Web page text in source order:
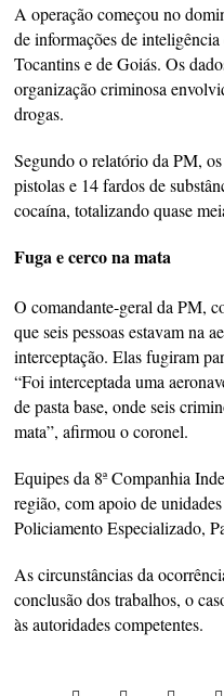
A operação começou no
de informações de
Tocantins e de Goiás. Os
organização criminosa
drogas.
Segundo o relatório da PM,
pistolas e 14 fardos de
cocaína, totalizando quase
Fuga e cerco na mata
O comandante-geral da PM,
que seis pessoas estavam na
interceptação. Elas fugiram
“Foi interceptada uma
de pasta base, onde seis
mata”, afirmou o coronel.
Equipes da 8ª Companhia
região, com apoio de
Policiamento Especializado,
As circunstâncias da
conclusão dos trabalhos, o
às autoridades competentes.